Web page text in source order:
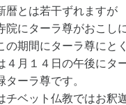
暦とは若干ずれますが
院にターラ尊がおこし
の期間にターラ尊にと
４月１４日の午後にタ
ターラ尊です。
チベット仏教ではお釈